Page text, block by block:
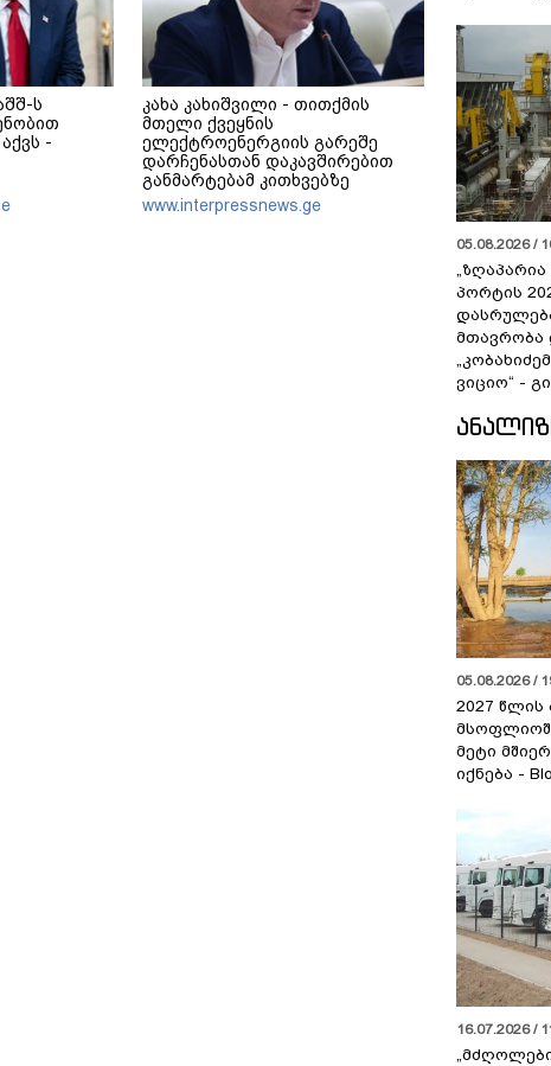
ს
-
კახა კახიშვილი - თითქმის
მთელი ქვეყნის
ელექტროენერგიის გარეშე
დარჩენასთან დაკავშირებით
განმარტებამ კითხვებზე
პასუხების ნაცვლად, მეტი ეჭვი
გააჩინა - თუ მსგავსი გათიშვა
www.interpressnews.ge
05.08.2026 /
პორტის
მთავრობა
ვიციო“ -
05.08.2026 /
2027
მეტი
იქნება -
16.07.2026 /